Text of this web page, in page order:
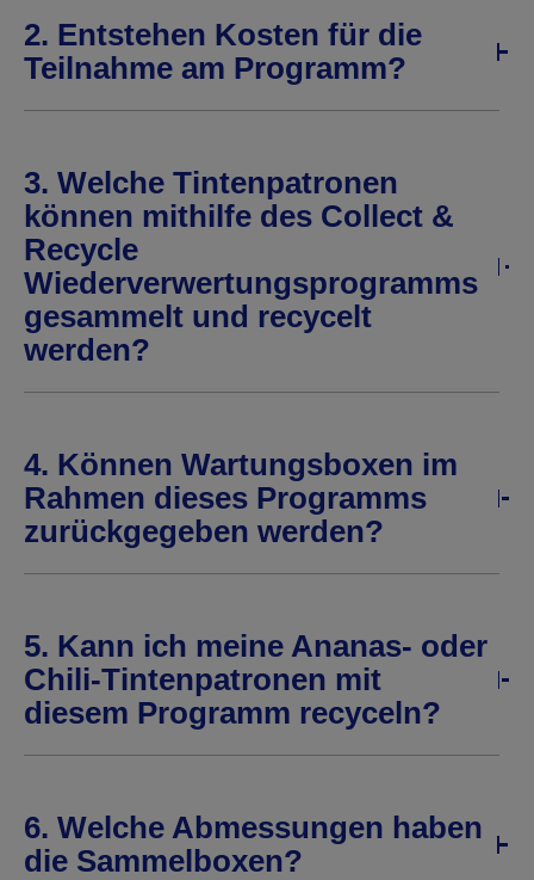
2. Entstehen Kosten für die
Teilnahme am Programm?
3. Welche Tintenpatronen
können mithilfe des Collect &
Recycle
Wiederverwertungsprogramms
gesammelt und recycelt
werden?
4. Können Wartungsboxen im
Rahmen dieses Programms
zurückgegeben werden?
5. Kann ich meine Ananas- oder
Chili-Tintenpatronen mit
diesem Programm recyceln?
6. Welche Abmessungen haben
die Sammelboxen?